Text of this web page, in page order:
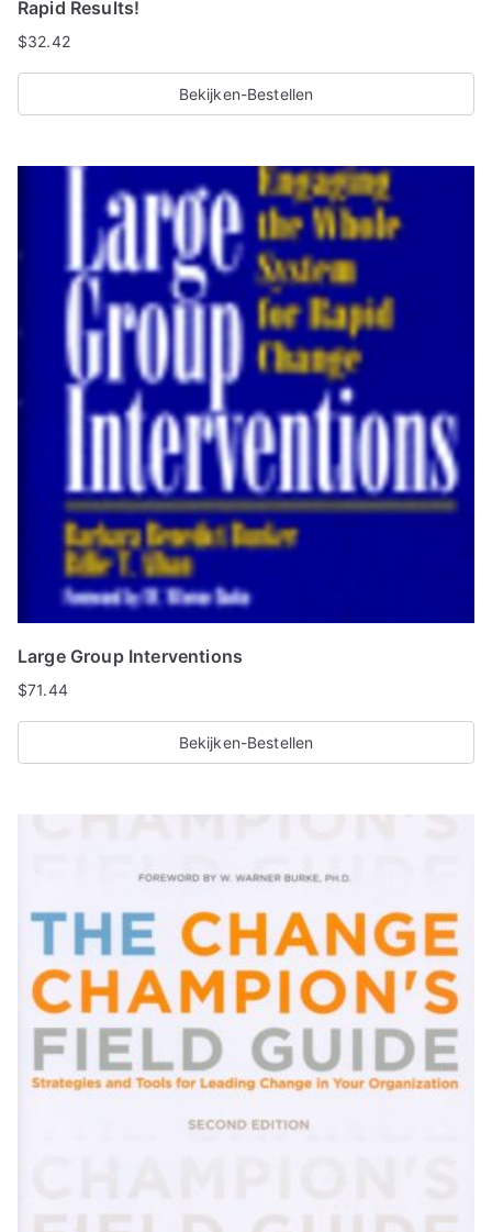
t
i
Rapid Results!
$32.42
Bekijken-Bestellen
Large Group Interventions
$71.44
Bekijken-Bestellen